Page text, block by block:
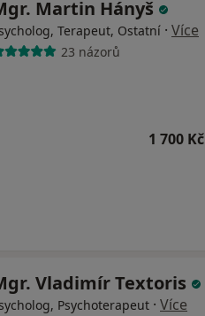
Martin Hányš
Terapeut, Ostatní · Více
23 názorů
1 700 Kč
Vladimír Textoris
Psychoterapeut · Více